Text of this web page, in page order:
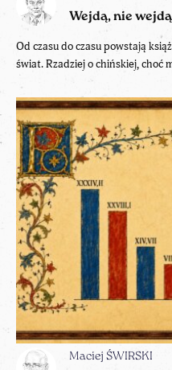
Wejdą, nie
Od czasu do czasu powstają
świat. Rzadziej o chińskiej, choć
Maciej ŚWIRSKI